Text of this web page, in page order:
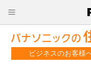
ビジネスのお客様